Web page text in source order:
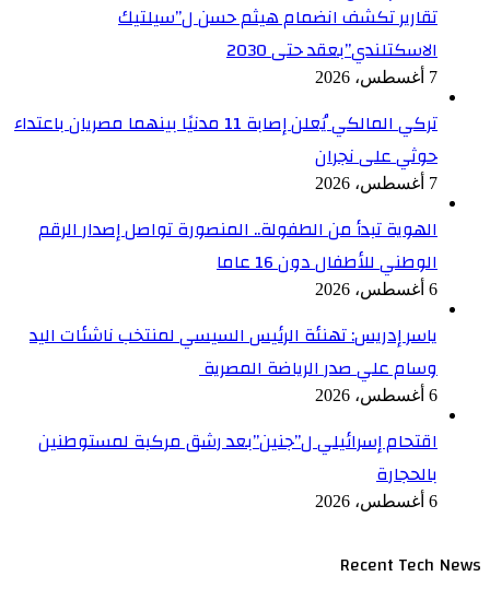
تقارير تكشف انضمام هيثم حسن ل”سيلتيك
الاسكتلندي”بعقد حتى 2030
7 أغسطس، 2026
تركي المالكي يُعلن إصابة 11 مدنيًا بينهما مصريان باعتداء
حوثي على نجران
7 أغسطس، 2026
الهوية تبدأ من الطفولة.. المنصورة تواصل إصدار الرقم
الوطني للأطفال دون 16 عاما
6 أغسطس، 2026
ياسر إدريس: تهنئة الرئيس السيسي لمنتخب ناشئات اليد
وسام علي صدر الرياضة المصرية
6 أغسطس، 2026
اقتحام إسرائيلي ل”جنين”بعد رشق مركبة لمستوطنين
بالحجارة
6 أغسطس، 2026
Recent Tech News